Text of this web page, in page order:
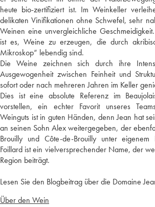
heute bio-zertifiziert ist. Im Weinkeller
delikaten Vinifikationen ohne Schwefel, sehr
Weinen eine unvergleichliche
ist es, Weine zu erzeugen, die durch
Mikroskop“ lebendig sind.
Die Weine zeichnen sich durch ihre
Ausgewogenheit zwischen Feinheit und
sofort oder nach mehreren Jahren im Keller
Dies ist eine absolute Referenz im
vorstellen, ein echter Favorit unseres
Weinguts ist in guten Händen, denn Jean hat
an seinen Sohn Alex weitergegeben, der
Brouilly und Côte-de-Brouilly unter eigenem
Foillard ist ein vielversprechender Name, der
Region beiträgt.
Lesen Sie den Blogbeitrag über die Domaine
Über den Wein